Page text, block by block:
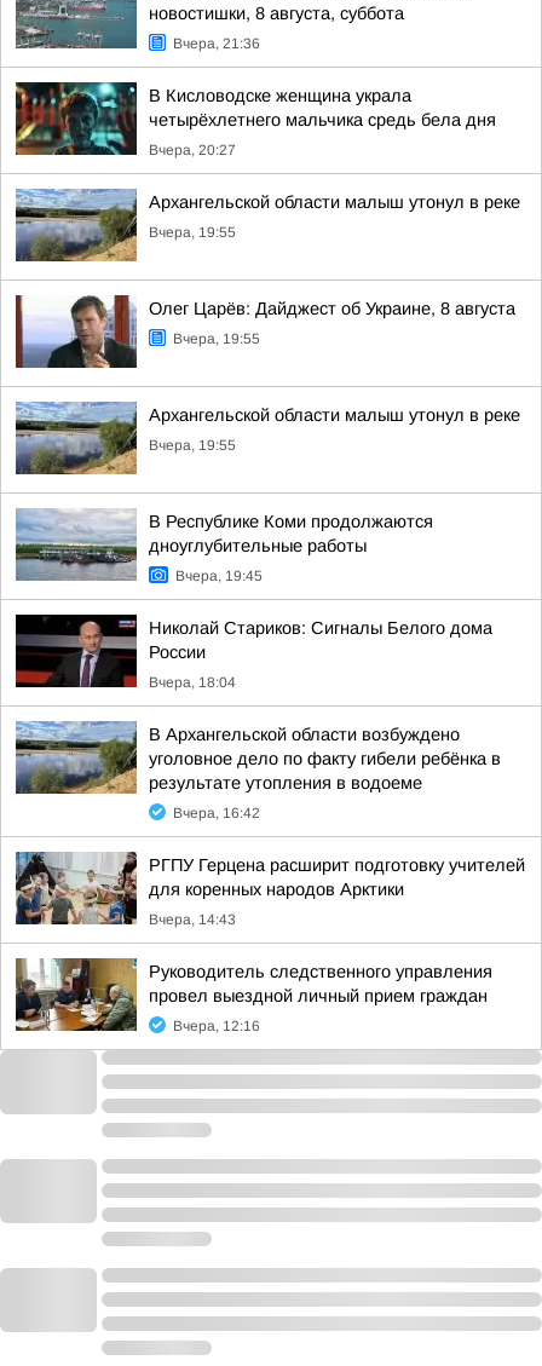
новостишки, 8 августа, суббота
Вчера, 21:36
В Кисловодске женщина украла
четырёхлетнего мальчика средь бела дня
Вчера, 20:27
Архангельской области малыш утонул в реке
Вчера, 19:55
Олег Царёв: Дайджест об Украине, 8 августа
Вчера, 19:55
Архангельской области малыш утонул в реке
Вчера, 19:55
В Республике Коми продолжаются
дноуглубительные работы
Вчера, 19:45
Николай Стариков: Сигналы Белого дома
России
Вчера, 18:04
В Архангельской области возбуждено
уголовное дело по факту гибели ребёнка в
результате утопления в водоеме
Вчера, 16:42
РГПУ Герцена расширит подготовку учителей
для коренных народов Арктики
Вчера, 14:43
Руководитель следственного управления
провел выездной личный прием граждан
Вчера, 12:16